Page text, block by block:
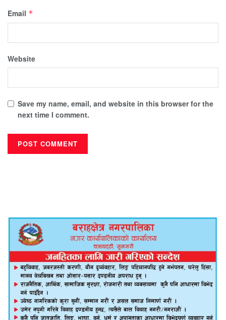
Email *
Website
Save my name, email, and website in this browser for the
next time I comment.